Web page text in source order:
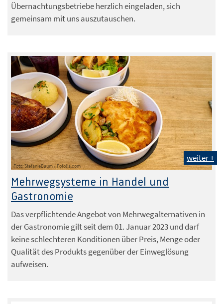
Übernachtungsbetriebe herzlich eingeladen, sich
gemeinsam mit uns auszutauschen.
Foto: StefanieBaum / Fotolia.com
weiter +
Mehrwegsysteme in Handel und
Gastronomie
Das verpflichtende Angebot von Mehrwegalternativen in
der Gastronomie gilt seit dem 01. Januar 2023 und darf
keine schlechteren Konditionen über Preis, Menge oder
Qualität des Produkts gegenüber der Einweglösung
aufweisen.